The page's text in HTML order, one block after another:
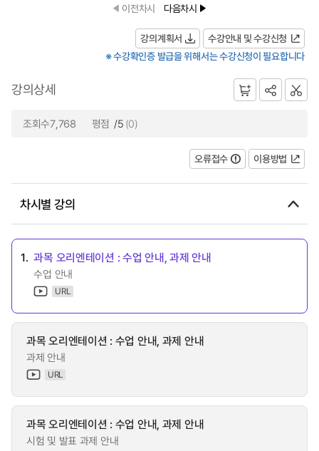
이전차시 다음차시
강의계획서
수강안내 및 수강신청
※ 수강확인증 발급을 위해서는 수강신청이 필요합니다
강의상세
조회수7,768 평점 /5 (0)
오류접수 이용방법
차시별 강의
1. 과목 오리엔테이션 : 수업 안내, 과제 안내
수업 안내
URL
과목 오리엔테이션 : 수업 안내, 과제 안내
과제 안내
URL
과목 오리엔테이션 : 수업 안내, 과제 안내
시험 및 발표 과제 안내